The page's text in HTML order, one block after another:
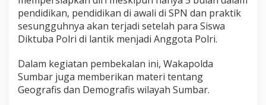
P
o
l
d
u
m
b
pendidikan, pendidikan di awali di SPN dan praktik
sesungguhnya akan terjadi setelah para Siswa
Diktuba Polri di lantik menjadi Anggota Polri.
Dalam kegiatan pembekalan ini, Wakapolda
Sumbar juga memberikan materi tentang
Geografis dan Demografis wilayah Sumbar.